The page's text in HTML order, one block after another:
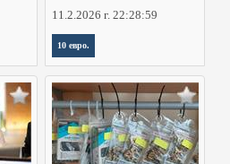
11.2.2026 г. 22:28:59
10 евро.